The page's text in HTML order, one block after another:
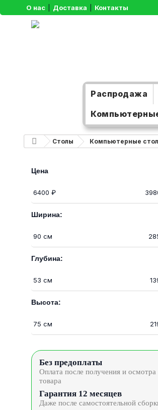
О нас Доставка Контакты
Распродажа
Столы Компьютерные
Цена
6400 ₽
Ширина:
90 см
Глубина:
53 см
Высота:
75 см
Без предоплаты
Оплата после получения и осмотра
товара
Гарантия 12 месяцев
Даже после самостоятельной